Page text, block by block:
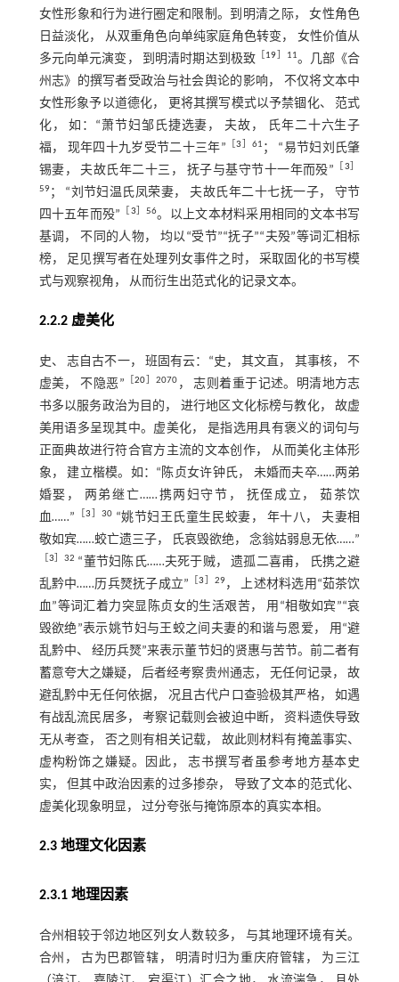
女性形象和行为进行圈定和限制。到明清之际， 女性角色
日益淡化， 从双重角色向单纯家庭角色转变， 女性价值从
多元向单元演变， 到明清时期达到极致
19 ］11。几部《合
州志》的撰写者受政治与社会舆论的影响， 不仅将文本中
女性形象予以道德化， 更将其撰写模式以予禁锢化、 范式
化， 如：“萧节妇邹氏捷选妻， 夫故， 氏年二十六生子
福， 现年四十九岁受节二十三年” ［3 ］61 ； “易节妇刘氏肇
锡妻， 夫故氏年二十三， 抚子与基守节十一年而殁”
3
59 ； “刘节妇温氏凤荣妻， 夫故氏年二十七抚一子， 守节
四十五年而殁”
3 ］56。以上文本材料采用相同的文本书写
基调， 不同的人物， 均以“受节”“抚子”“夫殁”等词汇相标
榜， 足见撰写者在处理列女事件之时， 采取固化的书写模
式与观察视角， 从而衍生出范式化的记录文本。
2.2.2 虚美化
史、 志自古不一， 班固有云：“史， 其文直， 其事核， 不
虚美， 不隐恶” ［20 ］2070 ， 志则着重于记述。明清地方志
书多以服务政治为目的， 进行地区文化标榜与教化， 故虚
美用语多呈现其中。虚美化， 是指选用具有褒义的词句与
正面典故进行符合官方主流的文本创作， 从而美化主体形
象， 建立楷模。如：“陈贞女许钟氏， 未婚而夫卒……两弟
婚娶， 两弟继亡……携两妇守节， 抚侄成立， 茹茶饮
血……”
［3 ］30 “姚节妇王氏童生民蛟妻， 年十八， 夫妻相
敬如宾……蛟亡遗三子， 氏哀毁欲绝， 念翁姑弱息无依……”
3 ］32 “董节妇陈氏……夫死于贼， 遗孤二喜甫， 氏携之避
乱黔中……历兵燹抚子成立” ［3 ］29， 上述材料选用“茹茶饮
血”等词汇着力突显陈贞女的生活艰苦， 用“相敬如宾”“哀
毁欲绝”表示姚节妇与王蛟之间夫妻的和谐与恩爱， 用“避
乱黔中、 经历兵燹”来表示董节妇的贤惠与苦节。前二者有
蓄意夸大之嫌疑， 后者经考察贵州通志， 无任何记录， 故
避乱黔中无任何依据， 况且古代户口查验极其严格， 如遇
有战乱流民居多， 考察记载则会被迫中断， 资料遗佚导致
无从考查， 否之则有相关记载， 故此则材料有掩盖事实、
虚构粉饰之嫌疑。因此， 志书撰写者虽参考地方基本史
实， 但其中政治因素的过多掺杂， 导致了文本的范式化、
虚美化现象明显， 过分夸张与掩饰原本的真实本相。
2.3 地理文化因素
2.3.1 地理因素
合州相较于邻边地区列女人数较多， 与其地理环境有关。
合州， 古为巴郡管辖， 明清时归为重庆府管辖， 为三江